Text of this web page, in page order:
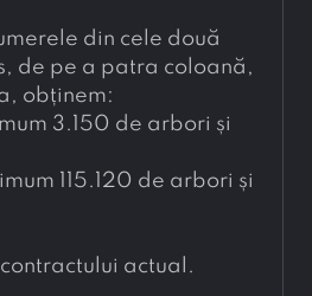
din cele două
de pe a patra coloană,
obținem:
3.150 de arbori și
115.120 de arbori și
actual.